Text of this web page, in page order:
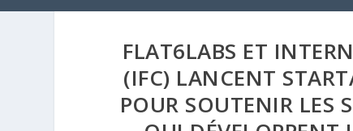
FLAT6LABS ET
(IFC) LANCENT
POUR SOUTENIR LES